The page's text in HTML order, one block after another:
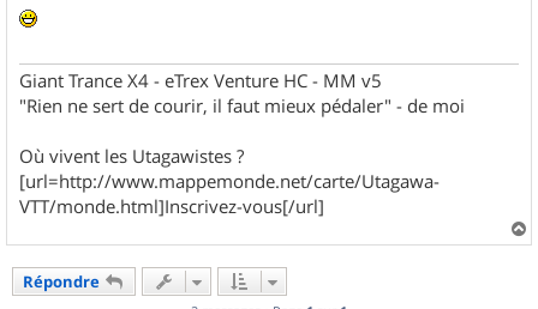
g
e
Giant Trance X4 - eTrex Venture HC - MM v5
"Rien ne sert de courir, il faut mieux pédaler" - de moi
Où vivent les Utagawistes ?
[url=http://www.mappemonde.net/carte/Utagawa-
VTT/monde.html]Inscrivez-vous[/url]
a
Répondre